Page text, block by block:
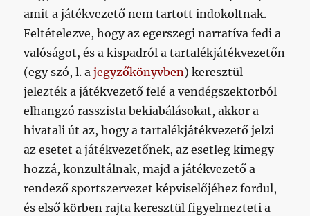
amit a játékvezető nem tartott indokoltnak.
Feltételezve, hogy az egerszegi narratíva fedi a
valóságot, és a kispadról a tartalékjátékvezetőn
(egy szó, l. ajegyzőkönyvben) keresztül
jelezték a játékvezető felé a vendégszektorból
elhangzó rasszista bekiabálásokat, akkor a
hivatali út az, hogy a tartalékjátékvezető jelzi
az esetet a játékvezetőnek, az esetleg kimegy
hozzá, konzultálnak, majd a játékvezető a
rendező sportszervezet képviselőjéhez fordul,
és első körben rajta keresztül figyelmezteti a